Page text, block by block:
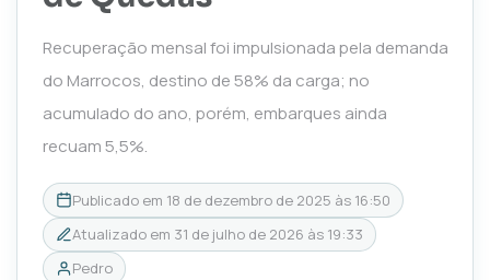
Recuperação mensal foi impulsionada pela demanda
do Marrocos, destino de 58% da carga; no
acumulado do ano, porém, embarques ainda
recuam 5,5%.
Publicado em 18 de dezembro de 2025 às 16:50
Atualizado em 31 de julho de 2026 às 19:33
Pedro